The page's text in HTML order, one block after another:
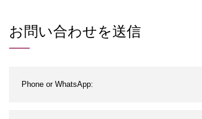
ープ付き 3 層使い捨て病院使
お問い合わせを送信